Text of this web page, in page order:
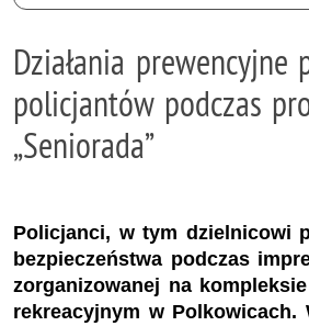
Działania prewencyjne
policjantów podczas
„Seniorada”
Policjanci, w tym dzielnicowi
bezpieczeństwa podczas
zorganizowanej na
rekreacyjnym w Polkowicach.